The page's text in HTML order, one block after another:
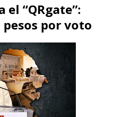
“QRgate”:
pesos por voto